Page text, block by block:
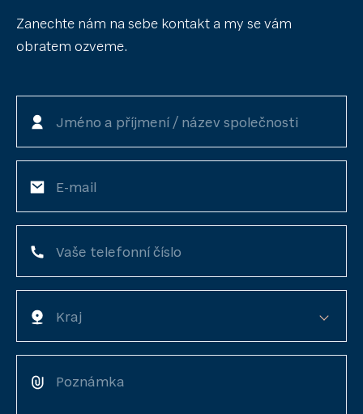
Zanechte nám na sebe kontakt a my se vám
obratem ozveme.
Jméno a příjmení / název společnosti
E-mail
Vaše telefonní číslo
Kraj
Poznámka